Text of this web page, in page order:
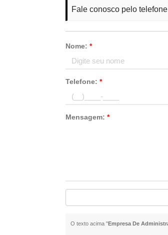
Fale conosco pelo telefone
Nome: *
Telefone: *
Mensagem: *
O texto acima "Empresa De